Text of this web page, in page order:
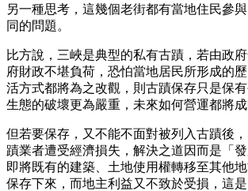
另一種思考，這幾個老街都有當地住民參
同的問題。
比方說，三峽是典型的私有古蹟，若由政
府財政不堪負荷，恐怕當地居民所形成的
活方式都將為之改觀，則古蹟保存只是保
生態的破壞更為嚴重，未來如何營運都將成
但若要保存，又不能不面對被列入古蹟後
蹟業者遭受經濟損失，解決之道因而是「發
即將既有的建築、土地使用權轉移至其他
保存下來，而地主利益又不致於受損，這是